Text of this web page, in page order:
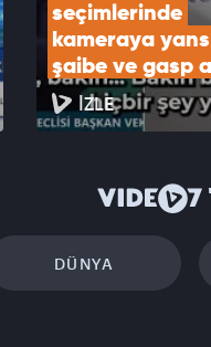
seçimlerinde
kameraya
şaibe ve gasp
İZLE
DÜNYA